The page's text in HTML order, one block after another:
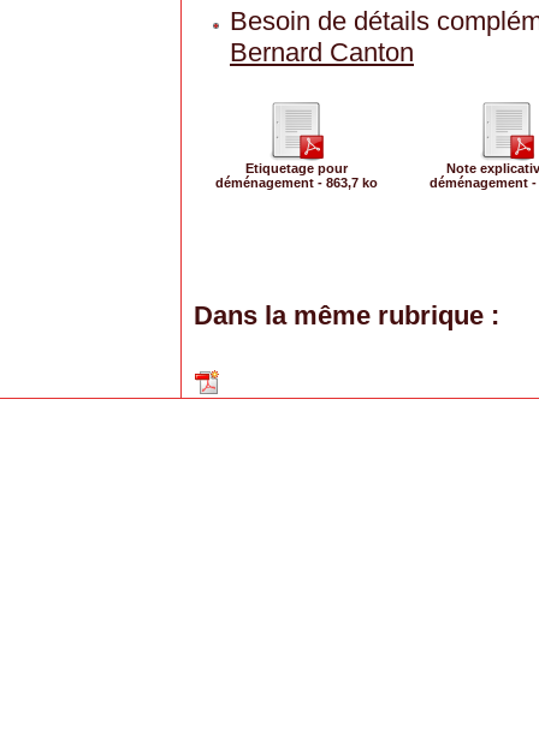
Besoin de détails
Bernard Canton
Etiquetage pour
déménagement - 863,7 ko
Note
déménagement -
Dans la même rubrique :